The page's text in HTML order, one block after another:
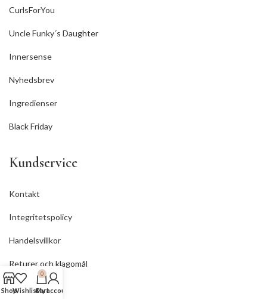
CurlsForYou
Uncle Funky´s Daughter
Innersense
Nyhedsbrev
Ingredienser
Black Friday
Kundservice
Kontakt
Integritetspolicy
Handelsvillkor
Returer och klagomål
Se min Kurv
ShopWishlist
0
Cart
My account